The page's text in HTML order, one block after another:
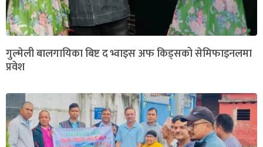
गुल्मेली बालगायिका बिष्ट द भ्वाइस अफ किड्सको सेमिफाइनलमा
प्रवेश